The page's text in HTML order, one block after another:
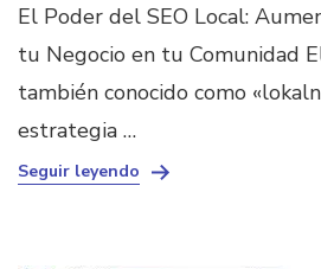
El Poder del SEO Local:
tu Negocio en tu Comunidad
también conocido como
estrategia …
Seguir leyendo